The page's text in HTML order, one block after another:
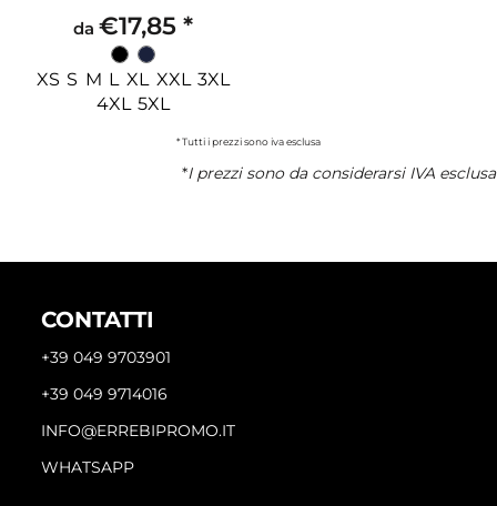
da €17,85 *
XS S M L XL XXL 3XL
4XL 5XL
* Tutti i prezzi sono iva esclusa
*I prezzi sono da considerarsi IVA esclusa
CONTATTI
+39 049 9703901
+39 049 9714016
INFO@ERREBIPROMO.IT
WHATSAPP